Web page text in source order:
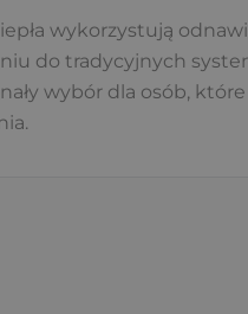
wykorzystują
do tradycyjnych
wybór dla osób,